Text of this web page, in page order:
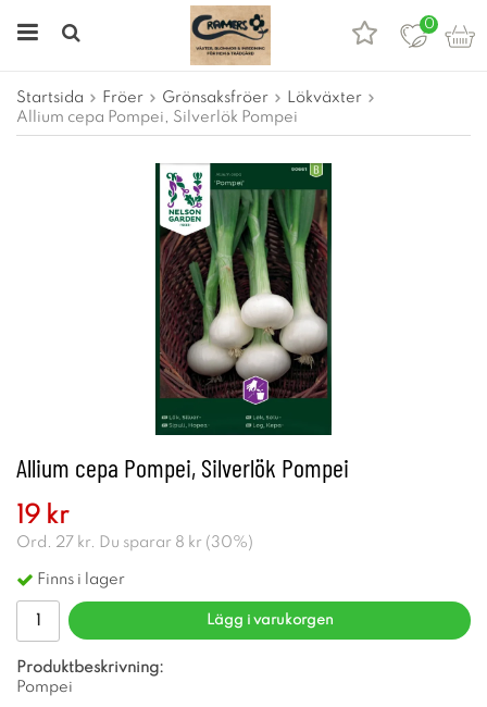
0
Startsida Fröer Grönsaksfröer
Lökväxter
Allium cepa Pompei, Silverlök Pompei
Allium cepa Pompei, Silverlök Pompei
19 kr
Ord. 27 kr. Du sparar 8 kr ( 30%)
Finns i lager
Lägg i varukorgen
Produktbeskrivning:
Pompei